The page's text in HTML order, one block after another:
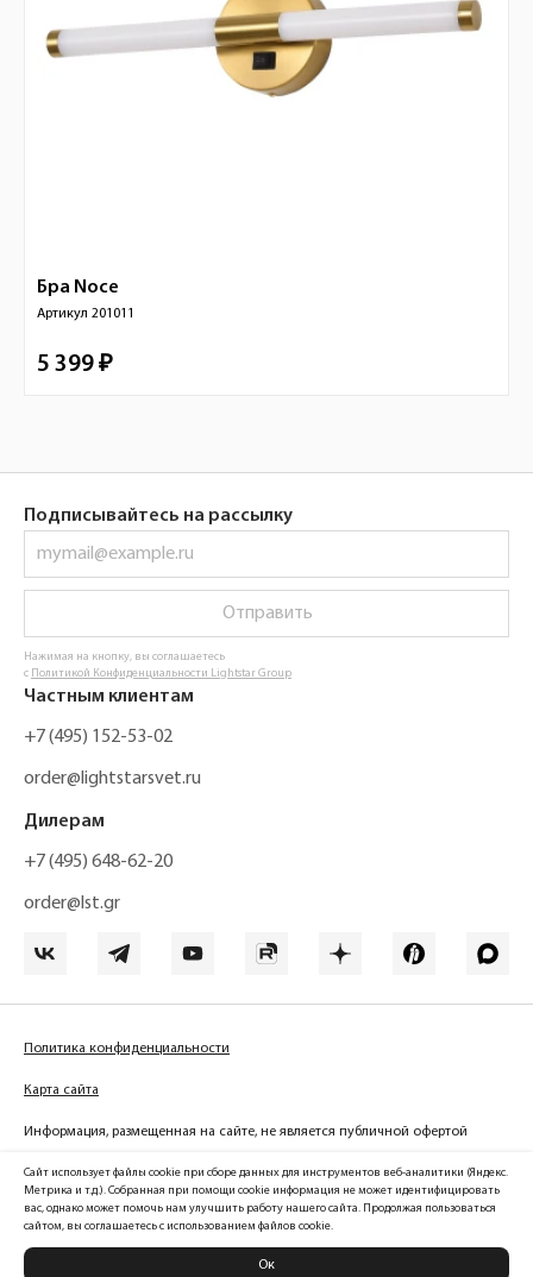
Бра Noce
Артикул 201011
5 399 ₽
Подписывайтесь на рассылку
Отправить
Нажимая на кнопку, вы соглашаетесь
с Политикой Конфиденциальности Lightstar Group
Частным клиентам
+7 (495) 152-53-02
order@lightstarsvet.ru
Дилерам
+7 (495) 648-62-20
order@lst.gr
Политика конфиденциальности
Карта сайта
Информация, размещенная на сайте, не является публичной офертой
Официальный сайт компании
Lightstar Group™
Сайт использует файлы cookie при сборе данных для инструментов веб-аналитики (Яндекс.
Метрика и т.д.). Собранная при помощи cookie информация не может идентифицировать
вас, однако может помочь нам улучшить работу нашего сайта. Продолжая пользоваться
сайтом, вы соглашаетесь с использованием файлов cookie.
Ок